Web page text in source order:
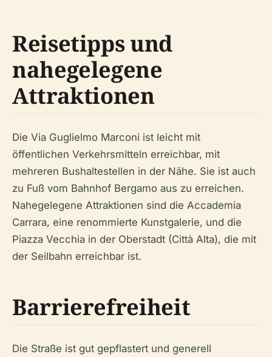
Reisetipps und
nahegelegene
Attraktionen
Die Via Guglielmo Marconi ist leicht mit
öffentlichen Verkehrsmitteln erreichbar, mit
mehreren Bushaltestellen in der Nähe. Sie ist auch
zu Fuß vom Bahnhof Bergamo aus zu erreichen.
Nahegelegene Attraktionen sind die Accademia
Carrara, eine renommierte Kunstgalerie, und die
Piazza Vecchia in der Oberstadt (Città Alta), die mit
der Seilbahn erreichbar ist.
Barrierefreiheit
Die Straße ist gut gepflastert und generell